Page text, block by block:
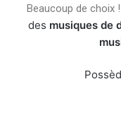
Beaucoup de choix !
des musiques de